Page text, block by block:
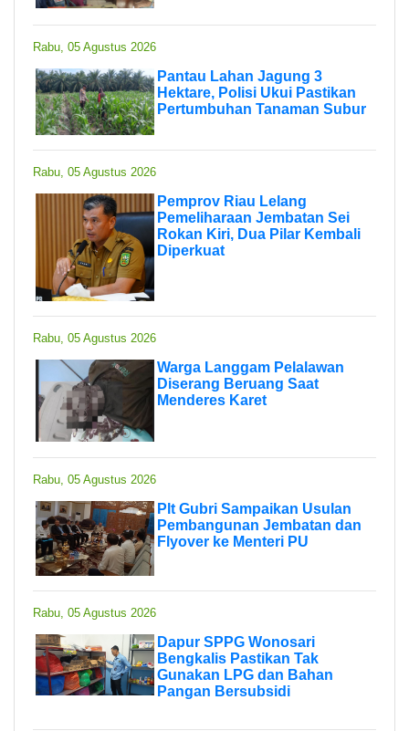
Rabu, 05 Agustus 2026
Pantau Lahan Jagung 3
Hektare, Polisi Ukui Pastikan
Pertumbuhan Tanaman Subur
Rabu, 05 Agustus 2026
Pemprov Riau Lelang
Pemeliharaan Jembatan Sei
Rokan Kiri, Dua Pilar Kembali
Diperkuat
Rabu, 05 Agustus 2026
Warga Langgam Pelalawan
Diserang Beruang Saat
Menderes Karet
Rabu, 05 Agustus 2026
Plt Gubri Sampaikan Usulan
Pembangunan Jembatan dan
Flyover ke Menteri PU
Rabu, 05 Agustus 2026
Dapur SPPG Wonosari
Bengkalis Pastikan Tak
Gunakan LPG dan Bahan
Pangan Bersubsidi